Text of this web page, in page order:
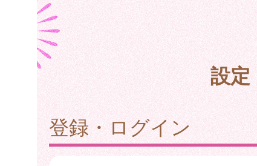
設定
登録・ログイン